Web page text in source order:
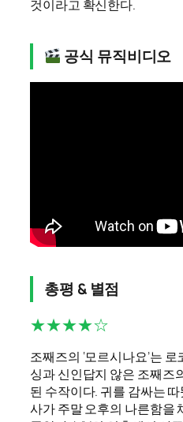
것이라고 확신한다.
공식 뮤직비디오
총평 & 별점
★★★★☆
조째즈의 ‘모르시나요’는
싱과 신인답지 않은 조째즈
된 수작이다. 귀를 감싸는
사가 주말 오후의 나른함을